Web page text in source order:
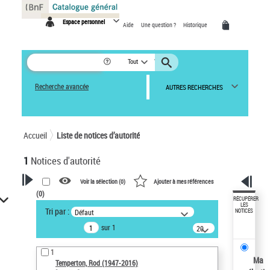
Espace personnel Aide Une question ? Historique
Tout
Recherche avancée AUTRES RECHERCHES
Accueil Liste de notices d’autorité
1 Notices d'autorité
VOTRE RECHERCHE
Recherche avancée dans les
notices d’autorité
Œuvres liées à l'auteur :
Temperton, Rod (1947-2016)
Voir la sélection (0) Ajouter à mes références
(0)
Tri par : Défaut
sur 1
20
résultats/page
1
Temperton, Rod (1947-2016)
RÉCUPÉRER
LES
NOTICES
Ma
Panneau de gestion des cookies